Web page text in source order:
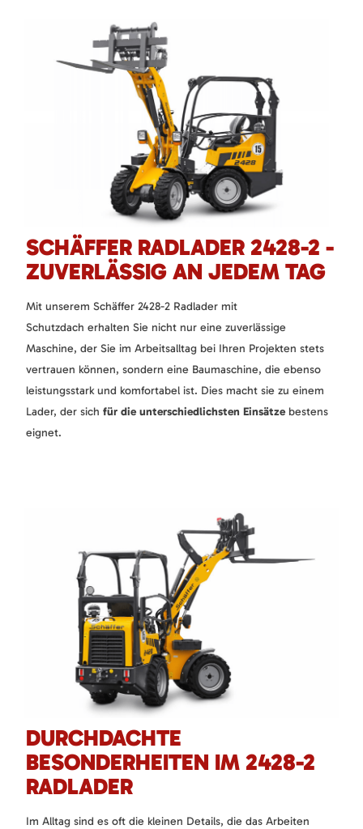
SCHÄFFER RADLADER 2428-2 -
ZUVERLÄSSIG AN JEDEM TAG
Mit unserem Schäffer 2428-2 Radlader mit
Schutzdach erhalten Sie nicht nur eine zuverlässige
Maschine, der Sie im Arbeitsalltag bei Ihren Projekten stets
vertrauen können, sondern eine Baumaschine, die ebenso
leistungsstark und komfortabel ist. Dies macht sie zu einem
Lader, der sich für die unterschiedlichsten Einsätzebestens
eignet.
DURCHDACHTE
BESONDERHEITEN IM 2428-2
RADLADER
Im Alltag sind es oft die kleinen Details, die das Arbeiten